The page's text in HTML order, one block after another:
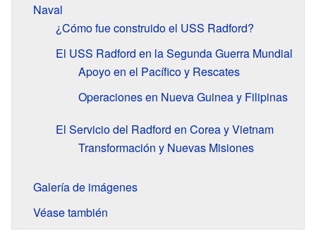
Naval
¿Cómo fue construido el USS Radford?
El USS Radford en la Segunda Guerra Mundial
Apoyo en el Pacífico y Rescates
Operaciones en Nueva Guinea y Filipinas
El Servicio del Radford en Corea y Vietnam
Transformación y Nuevas Misiones
Galería de imágenes
Véase también